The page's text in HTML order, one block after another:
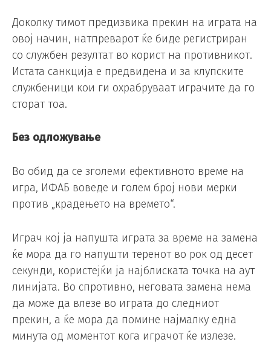
Доколку тимот предизвика прекин на играта на
овој начин, натпреварот ќе биде регистриран
со службен резултат во корист на противникот.
Истата санкција е предвидена и за клупските
службеници кои ги охрабруваат играчите да го
сторат тоа.
Без одложување
Во обид да се зголеми ефективното време на
игра, ИФАБ воведе и голем број нови мерки
против „крадењето на времето“.
Играч кој ја напушта играта за време на замена
ќе мора да го напушти теренот во рок од десет
секунди, користејќи ја најблиската точка на аут
линијата. Во спротивно, неговата замена нема
да може да влезе во играта до следниот
прекин, а ќе мора да помине најмалку една
минута од моментот кога играчот ќе излезе.